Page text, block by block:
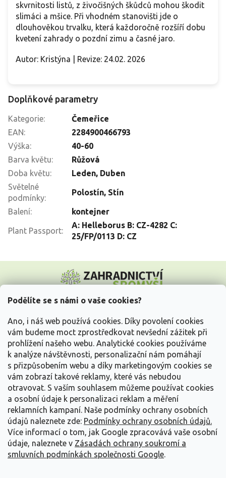
Podělíte se s námi o vaše cookies?
Ano, i náš web používá cookies. Díky povolení cookies
vám budeme moct zprostředkovat nevšední zážitek při
prohlížení našeho webu. Analytické cookies používáme
k analýze návštěvnosti, personalizační nám pomáhají
s přizpůsobením webu a díky marketingovým cookies se
vám zobrazí takové reklamy, které vás nebudou
otravovat. S vaším souhlasem můžeme používat cookies
a osobní údaje k personalizaci reklam a měření
reklamních kampaní. Naše podmínky ochrany osobních
údajů naleznete zde: Podmínky ochrany osobních údajů.
Více informací o tom, jak Google zpracovává vaše osobní
údaje, naleznete v Zásadách ochrany soukromí a
smluvních podmínkách společnosti Google.
skvrnitosti listů, z živočišných škůdců mohou škodit
slimáci a mšice. Při vhodném stanovišti jde o
dlouhověkou trvalku, která každoročně rozšíří dobu
kvetení zahrady o pozdní zimu a časné jaro.
Autor: Kristýna | Revize: 24.02. 2026
Doplňkové parametry
Kategorie:
Čemeřice
EAN:
2284900466793
Výška:
40-60
Barva květu:
Růžová
Doba květu: Leden, Duben
Světelné
podmínky:
Polostín, Stín
Balení: kontejner
Plant Passport:
A: Helleborus B: CZ-4282 C:
25/FP/0113 D: CZ
p
Vše o nákupu
Informace pro Vás
Kontakujte nás